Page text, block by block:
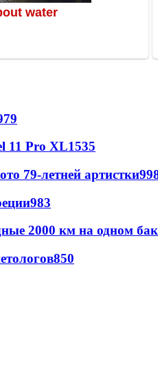
11 Pro XL1535
79-летней артистки
983
2000 км на одном
850